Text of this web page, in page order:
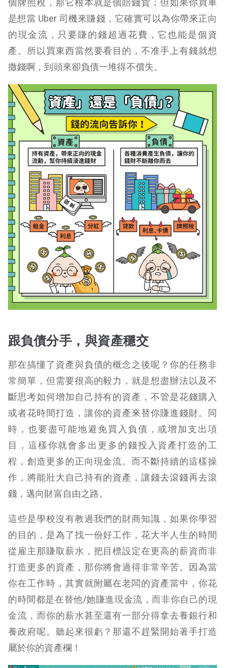
個牌照稅，那它根本就是個賠錢貨；但如果你買車
是想當 Uber 司機來賺錢，它確實可以為你帶來正向
的現金流，只要賺的錢超過花費，它也能是個資
產。所以買東西當然要看目的，不准手上有錢就想
撒錢啊，到頭來卻負債一堆得不償失。
跟負債分手，與資產穩交
那在搞懂了資產與負債的概念之後呢？你的任務非
常簡單，但需要很高的毅力，就是想盡辦法以及不
斷思考如何增加自己持有的資產，不管是花錢購入
或者花時間打造，讓你的資產來替你賺進錢財。同
時，也要盡可能地避免買入負債，或增加支出項
目，這樣你就會多出更多的錢投入資產打造的工
程，創造更多的正向現金流。而不斷持續的這樣操
作，將能壯大自己持有的資產，讓錢去滾錢再去滾
錢，邁向財富自由之路。
這些是學校沒有教過我們的財商知識，如果你學習
的目的，是為了找一份好工作，花大半人生的時間
從雇主那賺取薪水，把目標設定在更高的薪資而非
打造更多的資產，那你將會過得非常辛苦。因為當
你在工作時，其實就附屬在老闆的資產當中，你花
的時間都是在替他/她賺進現金流，而非你自己的現
金流，而你的薪水甚至還有一部分得拿去養銀行和
養政府呢。聽起來很虧？那還不趕緊開始著手打造
屬於你的資產欄！